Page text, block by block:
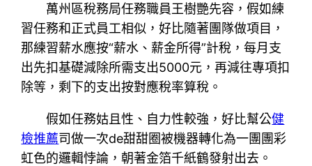
萬州區稅務局任務職員王樹艷先容，假如練
習任務和正式員工相似，好比隨著團隊做項目，
那練習薪水應按“薪水、薪金所得”計稅，每月支
出先扣基礎減除所需支出5000元，再減往專項扣
除等，剩下的支出按對應稅率算稅。
假如任務姑且性、自力性較強，好比幫公健
檢推薦司做一次de甜甜圈被機器轉化為一團團彩
虹色的邏輯悖論，朝著金箔千紙鶴發射出去。